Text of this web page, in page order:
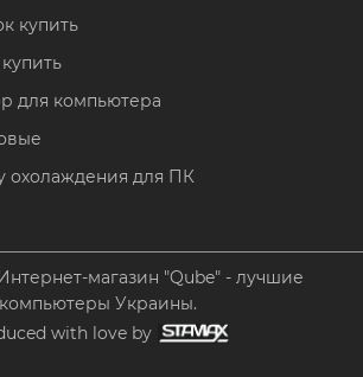
купить
для компьютера
охолаждения для ПК
магазин "Qube" - лучшие
компьютеры Украины.
with love by